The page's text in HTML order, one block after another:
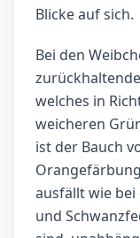
Blicke auf sich.
Bei den
welches in
weicheren
ist der Bauch
ausfällt wie bei
und